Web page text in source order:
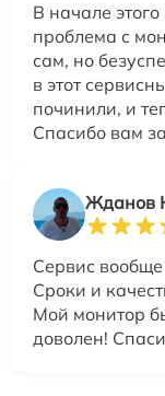
В начале
проблема с
сам, но
в этот
починили, и
Спасибо вам
Жданов
Сервис
Сроки и
Мой монитор
доволен!